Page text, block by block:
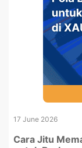
17 June 2026
Cara Jitu